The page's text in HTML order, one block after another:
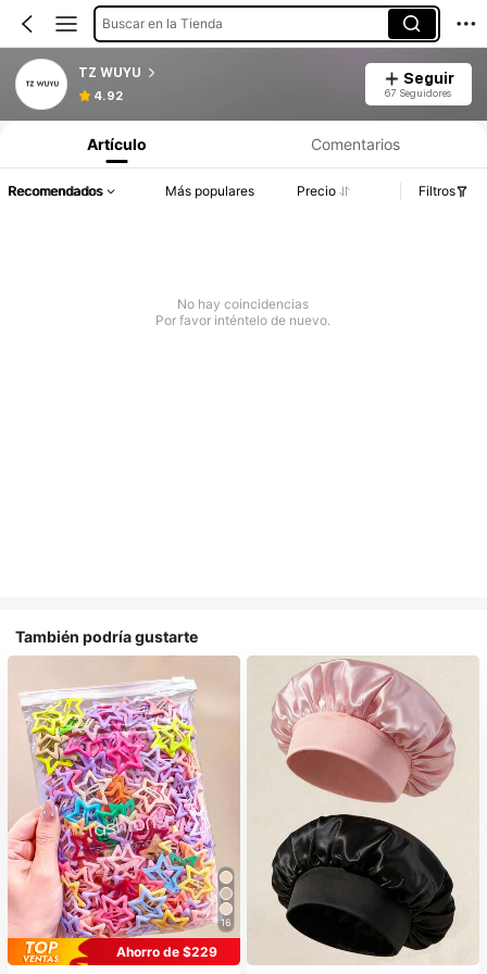
Buscar en la Tienda
TZ WUYU
4.92
Seguir
67 Seguidores
Artículo Comentarios
Recomendados Más populares Precio Filtros
No hay coincidencias
Por favor inténtelo de nuevo.
También podría gustarte
16
Ahorro de $229
#1 Más vendidos
en Casual Accesorios para el cabello de las mujere
¡Casi agotado!
#1 Más vendidos
en Multicolor Gorros para el pelo para mujer
Establecido hace 1 año